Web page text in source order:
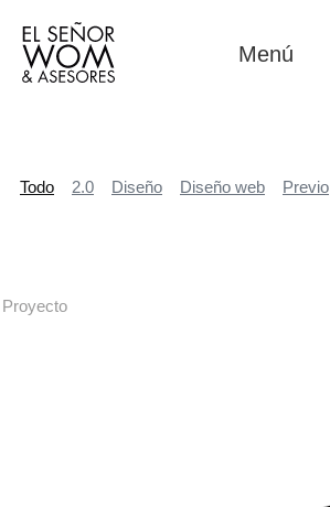
Menú
2.0 Diseño Diseño web Previo
Todo
Proyecto